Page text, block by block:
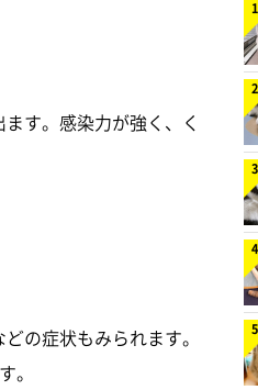
す。感染力が強く、く
の症状もみられます。
。